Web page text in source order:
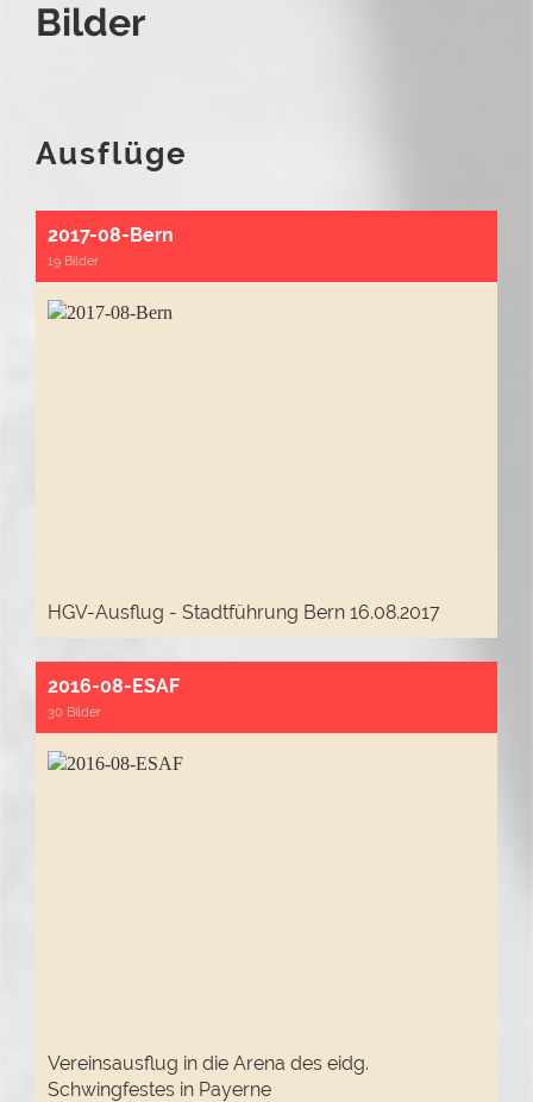
Bilder
Ausflüge
2017-08-Bern
19 Bilder
HGV-Ausflug - Stadtführung Bern 16.08.2017
2016-08-ESAF
30 Bilder
Vereinsausflug in die Arena des eidg.
Schwingfestes in Payerne